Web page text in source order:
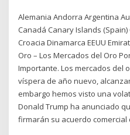
Alemania Andorra Argentina
Canadá Canary Islands
Croacia Dinamarca EEUU
Oro – Los Mercados del Oro
Importante. Los mercados del
víspera de año nuevo,
embargo hemos visto una
Donald Trump ha anunciado
firmarán su acuerdo comercial